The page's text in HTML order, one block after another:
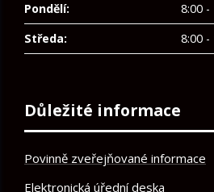
Pondělí:
8:00 -
Středa:
8:00 -
Důležité informace
Povinně zveřejňované informace
Elektronická úřední deska